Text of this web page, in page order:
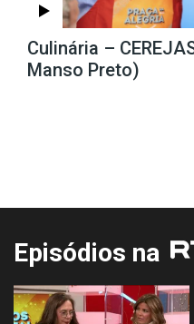
Culinária –
Manso Preto)
Episódios na